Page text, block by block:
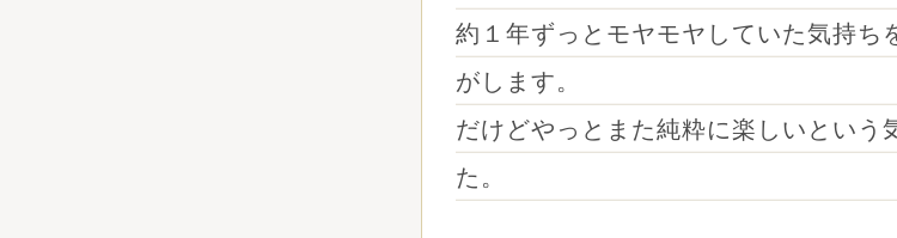
約１年ずっとモヤモヤしていた気持ち
がします。
だけどやっとまた純粋に楽しいという
た。